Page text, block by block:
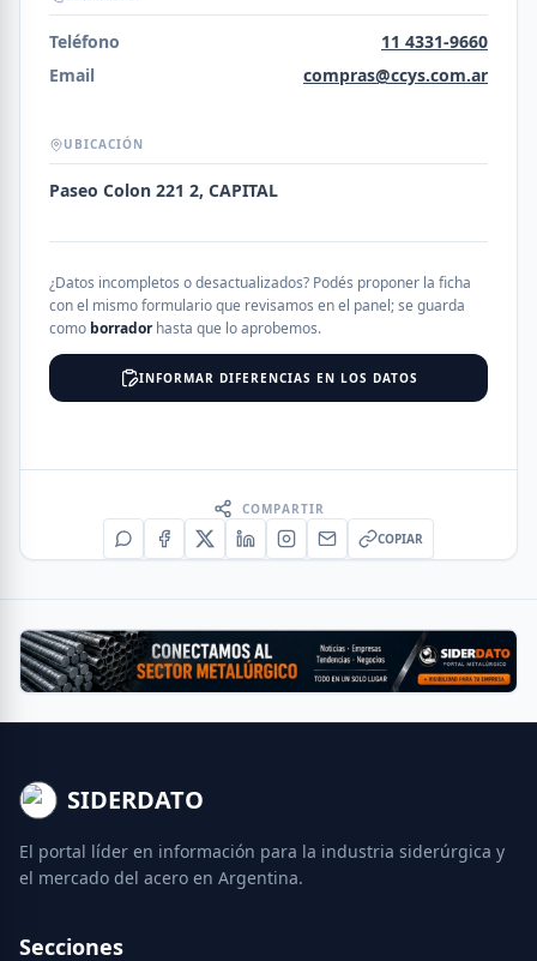
Teléfono
11 4331-9660
Email
compras@ccys.com.ar
UBICACIÓN
Paseo Colon 221 2, CAPITAL
¿Datos incompletos o desactualizados? Podés proponer la ficha
con el mismo formulario que revisamos en el panel; se guarda
como borradorhasta que lo aprobemos.
INFORMAR DIFERENCIAS EN LOS DATOS
COMPARTIR
COPIAR
SIDERDATO
El portal líder en información para la industria siderúrgica y
el mercado del acero en Argentina.
Secciones